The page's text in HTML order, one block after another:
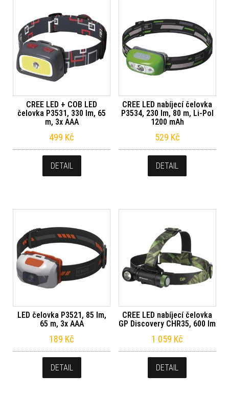
CREE LED + COB LED
čelovka P3531, 330 lm, 65
m, 3x AAA
499 Kč
DETAIL
CREE LED nabíjecí čelovka
P3534, 230 lm, 80 m, Li-Pol
1200 mAh
529 Kč
DETAIL
LED čelovka P3521, 85 lm,
65 m, 3x AAA
189 Kč
DETAIL
CREE LED nabíjecí čelovka
GP Discovery CHR35, 600 lm
1 059 Kč
DETAIL